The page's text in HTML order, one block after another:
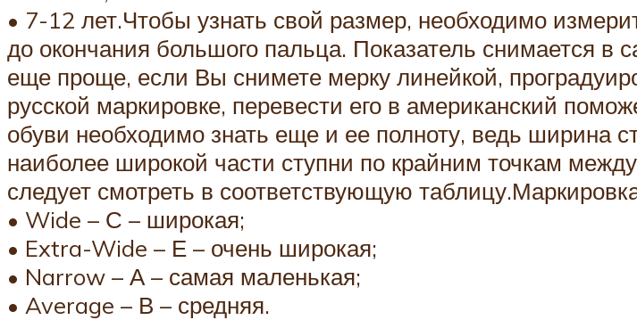
• 7-12 лет.Чтобы узнать свой размер, необходимо
до окончания большого пальца. Показатель снимается
еще проще, если Вы снимете мерку линейкой,
русской маркировке, перевести его в американский
обуви необходимо знать еще и ее полноту, ведь ширина
наиболее широкой части ступни по крайним точкам
следует смотреть в соответствующую
• Wide – С – широкая;
• Extra-Wide – Е – очень широкая;
• Narrow – А – самая маленькая;
• Average – В – средняя.